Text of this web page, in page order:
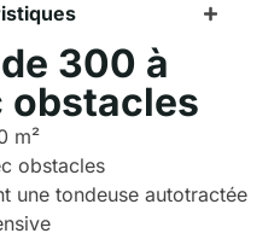
300 à
obstacles
m²
obstacles
une tondeuse autotractée